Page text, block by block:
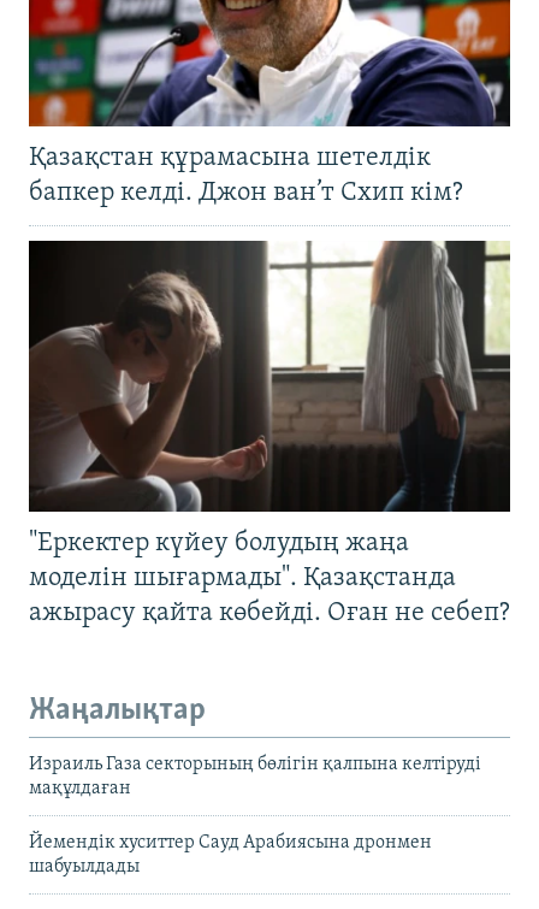
Қазақстан құрамасына шетелдік
бапкер келді. Джон ван’т Схип кім?
"Еркектер күйеу болудың жаңа
моделін шығармады". Қазақстанда
ажырасу қайта көбейді. Оған не себеп?
Жаңалықтар
Израиль Газа секторының бөлігін қалпына келтіруді
мақұлдаған
Йемендік хуситтер Сауд Арабиясына дронмен
шабуылдады